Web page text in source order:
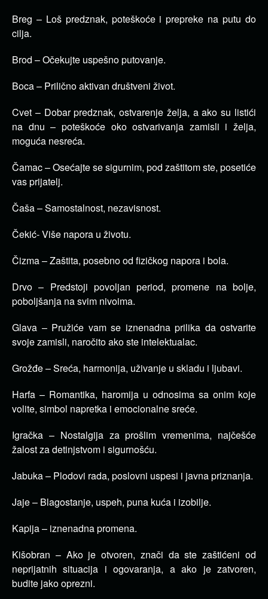
Breg – Loš predznak, poteškoće i prepreke na putu do
cilja.
Brod – Očekujte uspešno putovanje.
Boca – Prilično aktivan društveni život.
Cvet – Dobar predznak, ostvarenje želja, a ako su listići
na dnu – poteškoće oko ostvarivanja zamisli i želja,
moguća nesreća.
Čamac – Osećajte se sigurnim, pod zaštitom ste, posetiće
vas prijatelj.
Čaša – Samostalnost, nezavisnost.
Čekić- Više napora u životu.
Čizma – Zaštita, posebno od fizičkog napora i bola.
Drvo – Predstoji povoljan period, promene na bolje,
poboljšanja na svim nivoima.
Glava – Pružiće vam se iznenadna prilika da ostvarite
svoje zamisli, naročito ako ste intelektualac.
Grožđe – Sreća, harmonija, uživanje u skladu i ljubavi.
Harfa – Romantika, haromija u odnosima sa onim koje
volite, simbol napretka i emocionalne sreće.
Igračka – Nostalgija za prošlim vremenima, najčešće
žalost za detinjstvom i sigurnošću.
Jabuka – Plodovi rada, poslovni uspesi i javna priznanja.
Jaje – Blagostanje, uspeh, puna kuća i izobilje.
Kapija – iznenadna promena.
Kišobran – Ako je otvoren, znači da ste zaštićeni od
neprijatnih situacija i ogovaranja, a ako je zatvoren,
budite jako oprezni.